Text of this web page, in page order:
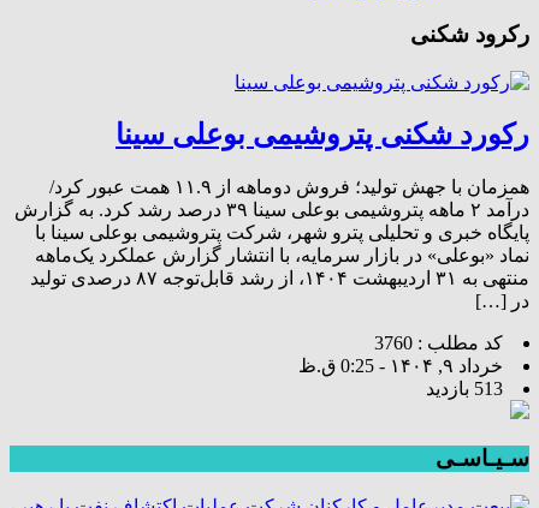
رکرود شکنی
رکورد شکنی پتروشیمی بوعلی سینا
همزمان با جهش تولید؛ فروش دوماهه از ۱۱.۹ همت عبور کرد/
درآمد ۲ ماهه پتروشیمی‌ بوعلی سینا ۳۹ درصد رشد کرد. به گزارش
پایگاه خبری و تحلیلی پترو شهر، شرکت پتروشیمی بوعلی سینا با
نماد «بوعلی» در بازار سرمایه، با انتشار گزارش عملکرد یک‌ماهه
منتهی به ۳۱ اردیبهشت ۱۴۰۴، از رشد قابل‌توجه ۸۷ درصدی تولید
در […]
کد مطلب : 3760
خرداد ۹, ۱۴۰۴ - 0:25 ق.ظ
513 بازدید
سـیـاسـی